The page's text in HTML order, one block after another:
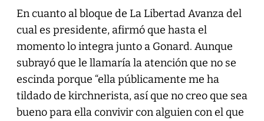
En cuanto al bloque de La Libertad Avanza del
cual es presidente, afirmó que hasta el
momento lo integra junto a Gonard. Aunque
subrayó que le llamaría la atención que no se
escinda porque “ella públicamente me ha
tildado de kirchnerista, así que no creo que sea
bueno para ella convivir con alguien con el que